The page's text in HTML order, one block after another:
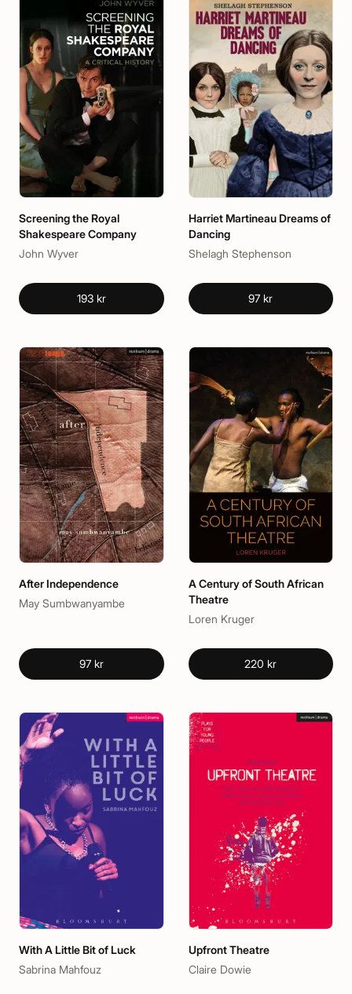
Screening the Royal
Shakespeare Company
John Wyver
193 kr
Harriet Martineau Dreams of
Dancing
Shelagh Stephenson
97 kr
After Independence
May Sumbwanyambe
97 kr
A Century of South African
Theatre
Loren Kruger
220 kr
With A Little Bit of Luck
Sabrina Mahfouz
Upfront Theatre
Claire Dowie